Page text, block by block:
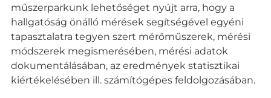
műszerparkunk lehetőséget nyújt arra, hogy a
hallgatóság önálló mérések segítségével egyéni
tapasztalatra tegyen szert mérőműszerek, mérési
módszerek megismerésében, mérési adatok
dokumentálásában, az eredmények statisztikai
kiértékelésében ill. számítógépes feldolgozásában.